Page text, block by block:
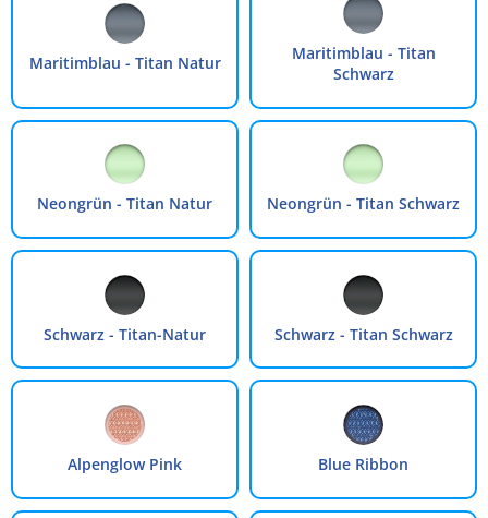
Maritimblau - Titan Natur
Maritimblau - Titan
Schwarz
Neongrün - Titan Natur Neongrün - Titan Schwarz
Schwarz - Titan-Natur Schwarz - Titan Schwarz
Alpenglow Pink Blue Ribbon